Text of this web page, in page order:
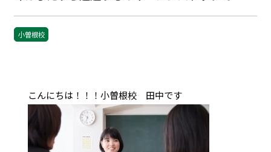
小曽根校
こんにちは！！！小曽根校 田中です